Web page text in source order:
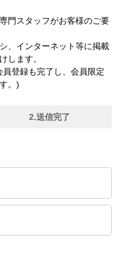
門スタッフがお客様のご要
、インターネット等に掲載
します。
登録も完了し、会員限定
。)
2.送信完了